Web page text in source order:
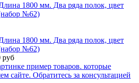
1800 мм. Два ряда полок, цвет
№62)
1800 мм. Два ряда полок, цвет
№62)
руб
пример товаров. которые
сайте. Обратитесь за консультацией